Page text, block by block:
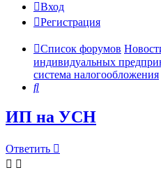
Вход
Регистрация
Список форумов
индивидуальных
система налогообложения
Поиск
ИП на УСН
Ответить